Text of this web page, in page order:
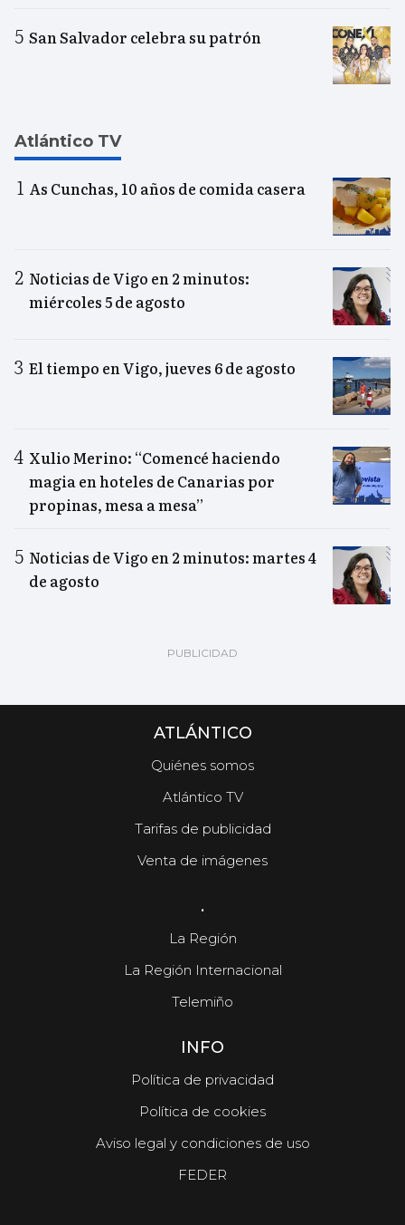
San Salvador celebra su patrón
Atlántico TV
As Cunchas, 10 años de comida casera
Noticias de Vigo en 2 minutos:
miércoles 5 de agosto
El tiempo en Vigo, jueves 6 de agosto
Xulio Merino: “Comencé haciendo
magia en hoteles de Canarias por
propinas, mesa a mesa”
Noticias de Vigo en 2 minutos: martes 4
de agosto
ATLÁNTICO
Quiénes somos
Atlántico TV
Tarifas de publicidad
Venta de imágenes
.
La Región
La Región Internacional
Telemiño
INFO
Política de privacidad
Política de cookies
Aviso legal y condiciones de uso
FEDER